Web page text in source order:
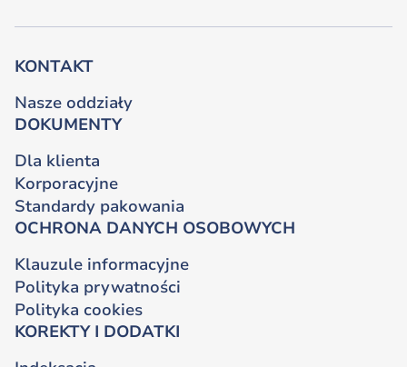
KONTAKT
Nasze oddziały
DOKUMENTY
Dla klienta
Korporacyjne
Standardy pakowania
OCHRONA DANYCH OSOBOWYCH
Klauzule informacyjne
Polityka prywatności
Polityka cookies
KOREKTY I DODATKI